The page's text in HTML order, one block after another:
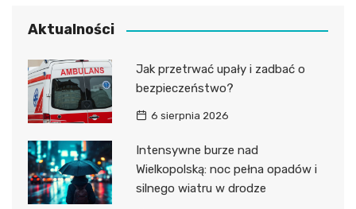
Aktualności
Jak przetrwać upały i zadbać o
bezpieczeństwo?
6 sierpnia 2026
Intensywne burze nad
Wielkopolską: noc pełna opadów i
silnego wiatru w drodze